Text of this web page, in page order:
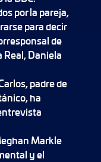
por la pareja,
para decir
de
Real, Daniela
padre de
ha
Markle
y el